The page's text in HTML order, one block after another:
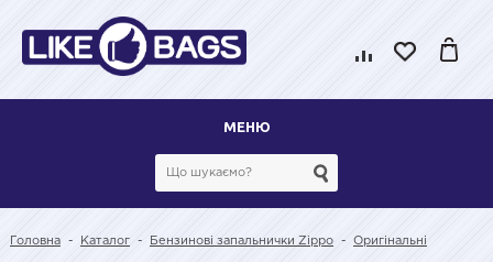
МЕНЮ
Головна - Каталог - Бензинові запальнички Zippo - Оригінальні